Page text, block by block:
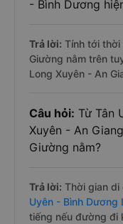
- Bình Dương
Trả lời: Tính tới thời
Giường nằm trên
Long Xuyên - An
Câu hỏi: Từ Tân
Xuyên - An
Giường nằm?
Trả lời: Thời gian di
Uyên - Bình Dương
tiếng nếu đường đi